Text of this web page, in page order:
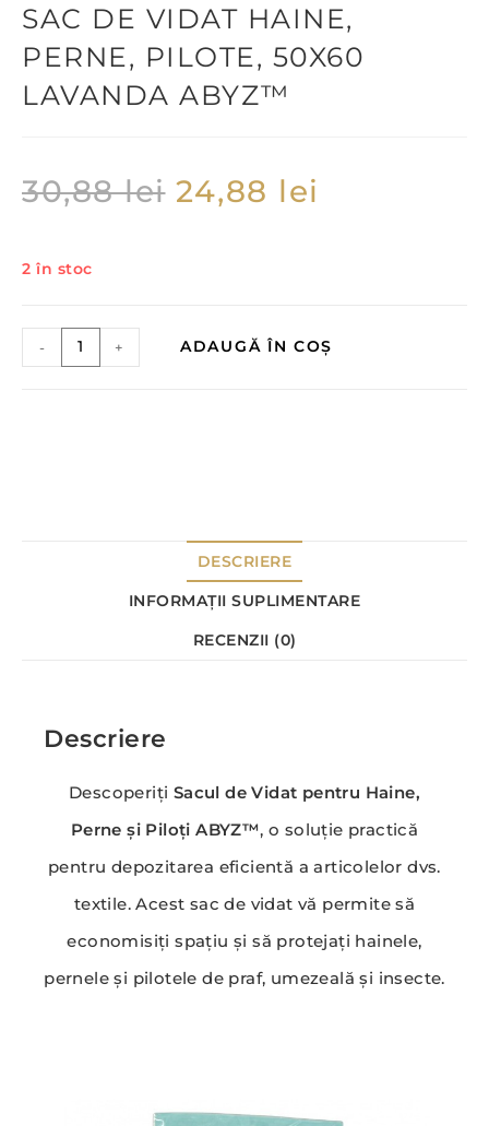
SAC DE VIDAT HAINE,
PERNE, PILOTE, 50X60
LAVANDA ABYZ™
30,88lei 24,88 lei
2 în stoc
- + ADAUGĂ ÎN COȘ
DESCRIERE
INFORMAȚII SUPLIMENTARE
RECENZII (0)
Descriere
Descoperiți Sacul de Vidat pentru Haine,
Perne și Piloți ABYZ™, o soluție practică
pentru depozitarea eficientă a articolelor dvs.
textile. Acest sac de vidat vă permite să
economisiți spațiu și să protejați hainele,
pernele și pilotele de praf, umezeală și insecte.